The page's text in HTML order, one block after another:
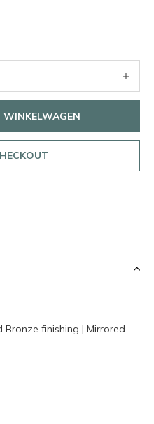
WINKELWAGEN
Bronze finishing | Mirrored